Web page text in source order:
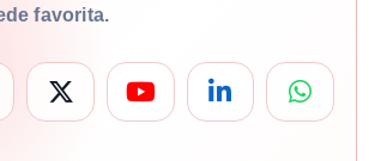
favorita.